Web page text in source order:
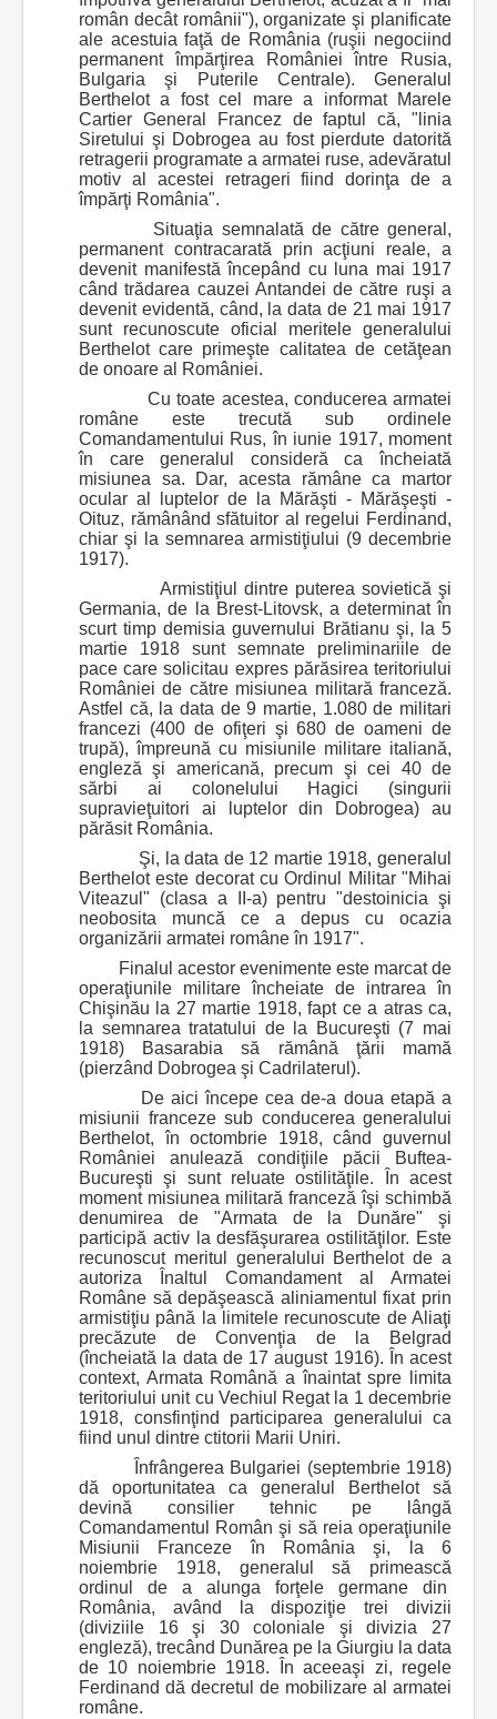
român decât românii"), organizate şi planificate
ale acestuia faţă de România (ruşii negociind
permanent împărţirea României între Rusia,
Bulgaria şi Puterile Centrale). Generalul
Berthelot a fost cel mare a informat Marele
Cartier General Francez de faptul că, "linia
Siretului şi Dobrogea au fost pierdute datorită
retragerii programate a armatei ruse, adevăratul
motiv al acestei retrageri fiind dorinţa de a
împărţi România".
Situaţia semnalată de către general,
permanent contracarată prin acţiuni reale, a
devenit manifestă începând cu luna mai 1917
când trădarea cauzei Antandei de către ruşi a
devenit evidentă, când, la data de 21 mai 1917
sunt recunoscute oficial meritele generalului
Berthelot care primeşte calitatea de cetăţean
de onoare al României.
Cu toate acestea, conducerea armatei
române este trecută sub ordinele
Comandamentului Rus, în iunie 1917, moment
în care generalul consideră ca încheiată
misiunea sa. Dar, acesta rămâne ca martor
ocular al luptelor de la Mărăşti - Mărăşeşti -
Oituz, rămânând sfătuitor al regelui Ferdinand,
chiar şi la semnarea armistiţiului (9 decembrie
1917).
Armistiţiul dintre puterea sovietică şi
Germania, de la Brest-Litovsk, a determinat în
scurt timp demisia guvernului Brătianu şi, la 5
martie 1918 sunt semnate preliminariile de
pace care solicitau expres părăsirea teritoriului
României de către misiunea militară franceză.
Astfel că, la data de 9 martie, 1.080 de militari
francezi (400 de ofiţeri şi 680 de oameni de
trupă), împreună cu misiunile militare italiană,
engleză şi americană, precum şi cei 40 de
sărbi ai colonelului Hagici (singurii
supravieţuitori ai luptelor din Dobrogea) au
părăsit România.
Şi, la data de 12 martie 1918, generalul
Berthelot este decorat cu Ordinul Militar "Mihai
Viteazul" (clasa a II-a) pentru "destoinicia şi
neobosita muncă ce a depus cu ocazia
organizării armatei române în 1917".
Finalul acestor evenimente este marcat de
operaţiunile militare încheiate de intrarea în
Chişinău la 27 martie 1918, fapt ce a atras ca,
la semnarea tratatului de la Bucureşti (7 mai
1918) Basarabia să rămână ţării mamă
(pierzând Dobrogea şi Cadrilaterul).
De aici începe cea de-a doua etapă a
misiunii franceze sub conducerea generalului
Berthelot, în octombrie 1918, când guvernul
României anulează condiţiile păcii Buftea-
Bucureşti şi sunt reluate ostilităţile. În acest
moment misiunea militară franceză îşi schimbă
denumirea de "Armata de la Dunăre" şi
participă activ la desfăşurarea ostilităţilor. Este
recunoscut meritul generalului Berthelot de a
autoriza Înaltul Comandament al Armatei
Române să depăşească aliniamentul fixat prin
armistiţiu până la limitele recunoscute de Aliaţi
precăzute de Convenţia de la Belgrad
(încheiată la data de 17 august 1916). În acest
context, Armata Română a înaintat spre limita
teritoriului unit cu Vechiul Regat la 1 decembrie
1918, consfinţind participarea generalului ca
fiind unul dintre ctitorii Marii Uniri.
Înfrângerea Bulgariei (septembrie 1918)
dă oportunitatea ca generalul Berthelot să
devină consilier tehnic pe lângă
Comandamentul Român şi să reia operaţiunile
Misiunii Franceze în România şi, la 6
noiembrie 1918, generalul să primească
ordinul de a alunga forţele germane din
România, având la dispoziţie trei divizii
(diviziile 16 şi 30 coloniale şi divizia 27
engleză), trecând Dunărea pe la Giurgiu la data
de 10 noiembrie 1918. În aceeaşi zi, regele
Ferdinand dă decretul de mobilizare al armatei
române.